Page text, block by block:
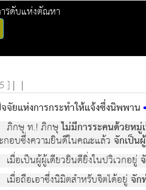
รดับแห่งตัณหา
] | |
จัยแห่งการกระทำให้แจ้งซึ่งนิพพาน
ภิกษุ ท.! ภิกษุไม่มีการระคนด้วยห
กอบซึ่งความยินดีในคณะแล้ว จักเป็น
เมื่อเป็นผู้ผู้เดียวยินดียิ่งในปวิเวกอยู่
เมื่อถือเอาซึ่งนิมิตสำหรับจิตได้อยู่จัก